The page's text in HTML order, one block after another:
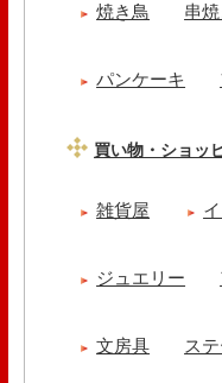
焼き鳥 串焼
パンケーキ
買い物・ショッ
雑貨屋
ジュエリー
文房具 ス